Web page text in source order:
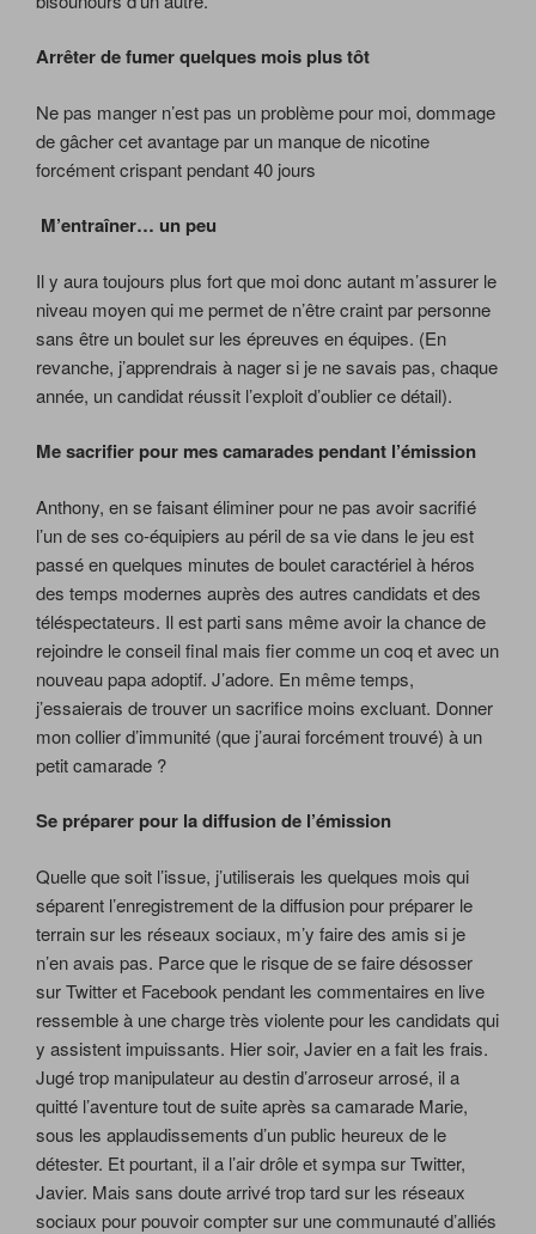
Arrêter de fumer quelques mois plus tôt
Ne pas manger n’est pas un problème pour moi, dommage
de gâcher cet avantage par un manque de nicotine
forcément crispant pendant 40 jours
M’entraîner… un peu
Il y aura toujours plus fort que moi donc autant m’assurer le
niveau moyen qui me permet de n’être craint par personne
sans être un boulet sur les épreuves en équipes. (En
revanche, j’apprendrais à nager si je ne savais pas, chaque
année, un candidat réussit l’exploit d’oublier ce détail).
Me sacrifier pour mes camarades pendant l’émission
Anthony, en se faisant éliminer pour ne pas avoir sacrifié
l’un de ses co-équipiers au péril de sa vie dans le jeu est
passé en quelques minutes de boulet caractériel à héros
des temps modernes auprès des autres candidats et des
téléspectateurs. Il est parti sans même avoir la chance de
rejoindre le conseil final mais fier comme un coq et avec un
nouveau papa adoptif. J’adore. En même temps,
j’essaierais de trouver un sacrifice moins excluant. Donner
mon collier d’immunité (que j’aurai forcément trouvé) à un
petit camarade ?
Se préparer pour la diffusion de l’émission
Quelle que soit l’issue, j’utiliserais les quelques mois qui
séparent l’enregistrement de la diffusion pour préparer le
terrain sur les réseaux sociaux, m’y faire des amis si je
n’en avais pas. Parce que le risque de se faire désosser
sur Twitter et Facebook pendant les commentaires en live
ressemble à une charge très violente pour les candidats qui
y assistent impuissants. Hier soir, Javier en a fait les frais.
Jugé trop manipulateur au destin d’arroseur arrosé, il a
quitté l’aventure tout de suite après sa camarade Marie,
sous les applaudissements d’un public heureux de le
détester. Et pourtant, il a l’air drôle et sympa sur Twitter,
Javier. Mais sans doute arrivé trop tard sur les réseaux
sociaux pour pouvoir compter sur une communauté d’alliés